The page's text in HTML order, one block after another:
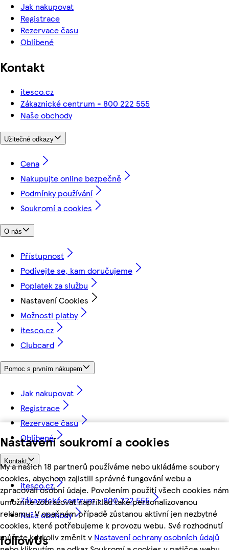
Nastavení soukromí a cookies
My a našich 18 partnerů používáme nebo ukládáme soubory
cookies, abychom zajistili správné fungování webu a
zpracovali osobní údaje. Povolením použití všech cookies nám
umožníte zobrazovat například také personalizovanou
reklamu. V opačném případě zůstanou aktivní jen nezbytné
cookies, které potřebujeme k provozu webu. Své rozhodnutí
můžete kdykoliv změnit v Nastavení ochrany osobních údajů
Jak nakupovat
Registrace
Rezervace času
Oblíbené
Kontakt
itesco.cz
Zákaznické centrum - 800 222 555
Naše obchody
Užitečné odkazy
Cena
Nakupujte online bezpečně
Podmínky používání
Soukromí a cookies
O nás
Přístupnost
Podívejte se, kam doručujeme
Poplatek za službu
Nastavení Cookies
Možnosti platby
itesco.cz
Clubcard
Pomoc s prvním nákupem
Jak nakupovat
Registrace
Rezervace času
Oblíbené
Kontakt
itesco.cz
Zákaznické centrum - 800 222 555
Naše obchody
followUs